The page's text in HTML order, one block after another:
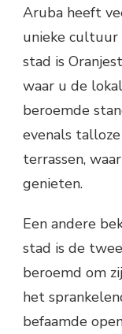
Aruba heeft
unieke cultuur
stad is
waar u de
beroemde
evenals
terrassen,
genieten.
Een andere
stad is de
beroemd om
het
befaamde